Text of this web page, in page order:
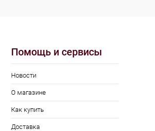
Помощь и сервисы
Новости
О магазине
Как купить
Доставка